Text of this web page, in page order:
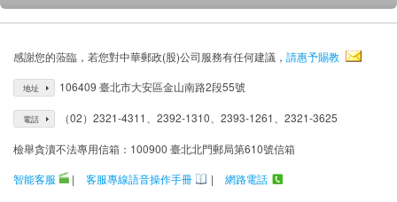
感謝您的蒞臨，若您對中華郵政(股)公司服務有任何建議， 請惠予賜教
地址 106409 臺北市大安區金山南路2段55號
電話 （02）2321-4311、2392-1310、2393-1261、2321-3625
檢舉貪瀆不法專用信箱：100900 臺北北門郵局第610號信箱
智能客服
| 客服專線語音操作手冊 |
網路電話